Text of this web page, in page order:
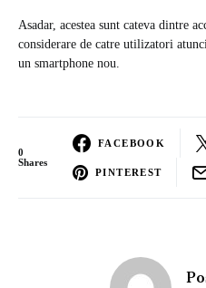
Asadar, acestea sunt cateva dintre
considerare de catre utilizatori
un smartphone nou.
0
Shares
FACEBOOK
PINTEREST